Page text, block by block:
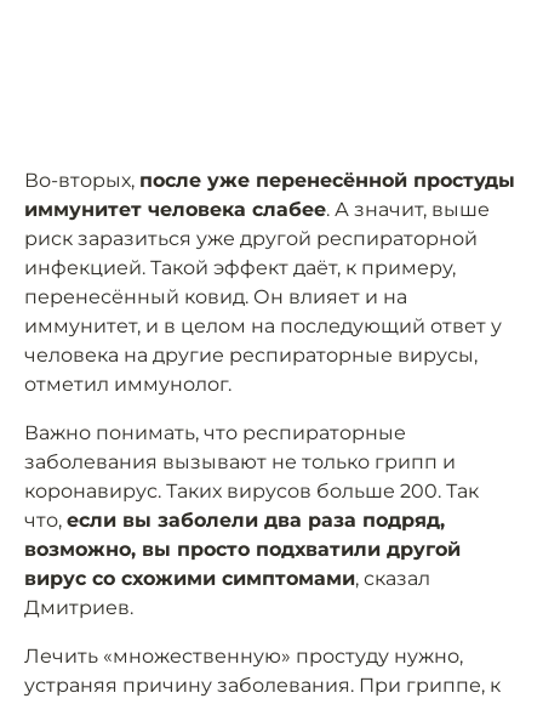
Во-вторых, после уже перенесённой простуды
иммунитет человека слабее. А значит, выше
риск заразиться уже другой респираторной
инфекцией. Такой эффект даёт, к примеру,
перенесённый ковид. Он влияет и на
иммунитет, и в целом на последующий ответ у
человека на другие респираторные вирусы,
отметил иммунолог.
Важно понимать, что респираторные
заболевания вызывают не только грипп и
коронавирус. Таких вирусов больше 200. Так
что, если вы заболели два раза подряд,
возможно, вы просто подхватили другой
вирус со схожими симптомами, сказал
Дмитриев.
Лечить «множественную» простуду нужно,
устраняя причину заболевания. При гриппе, к